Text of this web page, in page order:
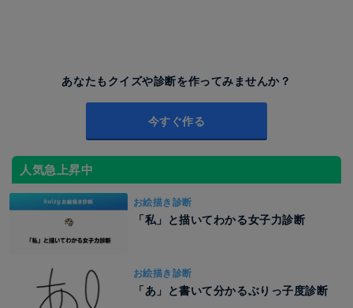
あなたもクイズや診断を作ってみませんか？
今すぐ作る
人気急上昇中
お絵描き診断
「私」と描いてわかる女子力診断
お絵描き診断
「あ」と書いて分かるぶりっ子度診断